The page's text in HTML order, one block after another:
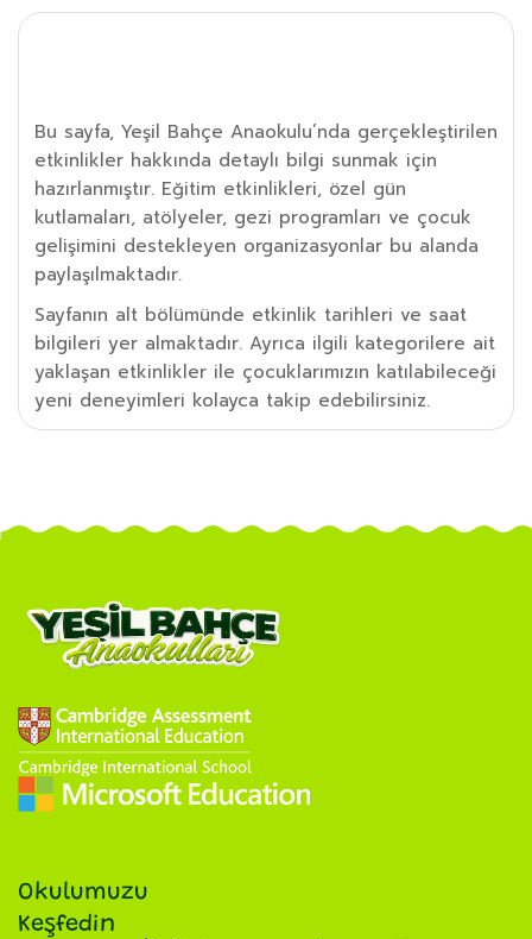
Bu sayfa, Yeşil Bahçe Anaokulu’nda gerçekleştirilen
etkinlikler hakkında detaylı bilgi sunmak için
hazırlanmıştır. Eğitim etkinlikleri, özel gün
kutlamaları, atölyeler, gezi programları ve çocuk
gelişimini destekleyen organizasyonlar bu alanda
paylaşılmaktadır.
Sayfanın alt bölümünde etkinlik tarihleri ve saat
bilgileri yer almaktadır. Ayrıca ilgili kategorilere ait
yaklaşan etkinlikler ile çocuklarımızın katılabileceği
yeni deneyimleri kolayca takip edebilirsiniz.
Okulumuzu
Keşfedin